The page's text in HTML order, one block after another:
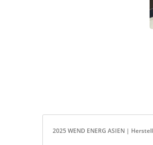
2025 WEND ENERG ASIEN |